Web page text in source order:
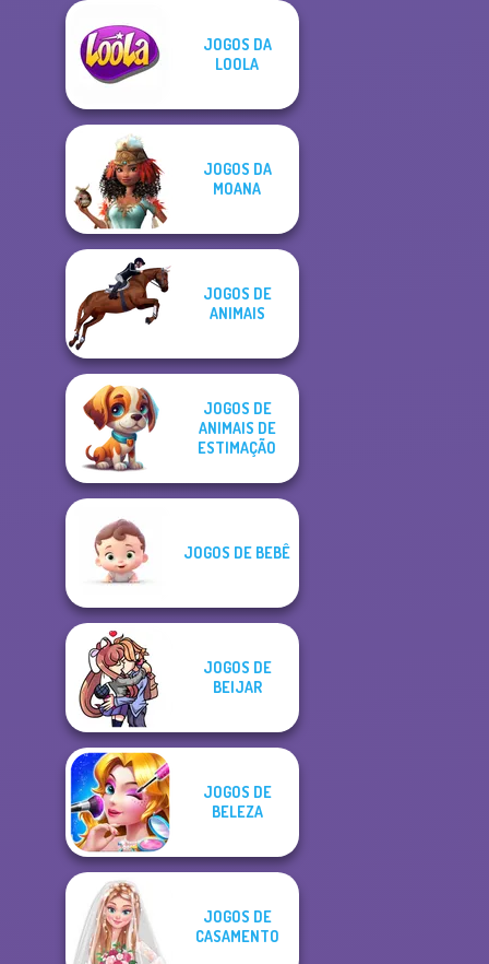
JOGOS DA
LOOLA
JOGOS DA
MOANA
JOGOS DE
ANIMAIS
JOGOS DE
ANIMAIS DE
ESTIMAÇÃO
JOGOS DE BEBÊ
JOGOS DE
BEIJAR
JOGOS DE
BELEZA
JOGOS DE
CASAMENTO